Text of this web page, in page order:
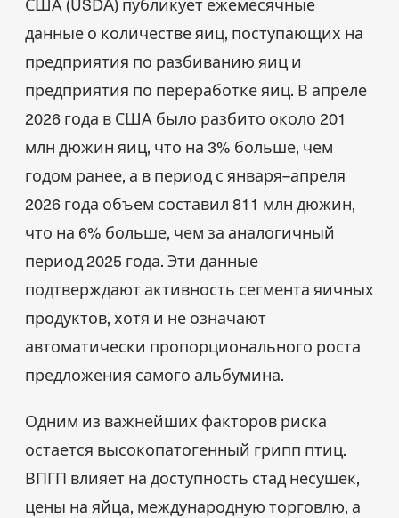
данные о количестве яиц, поступающих на
предприятия по разбиванию яиц и
предприятия по переработке яиц. В апреле
2026 года в США было разбито около 201
млн дюжин яиц, что на 3% больше, чем
годом ранее, а в период с января–апреля
2026 года объем составил 811 млн дюжин,
что на 6% больше, чем за аналогичный
период 2025 года. Эти данные
подтверждают активность сегмента яичных
продуктов, хотя и не означают
автоматически пропорционального роста
предложения самого альбумина.
Одним из важнейших факторов риска
остается высокопатогенный грипп птиц.
ВПГП влияет на доступность стад несушек,
цены на яйца, международную торговлю, а